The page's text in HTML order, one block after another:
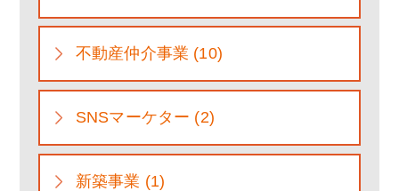
不動産仲介事業 (10)
SNSマーケター (2)
新築事業 (1)